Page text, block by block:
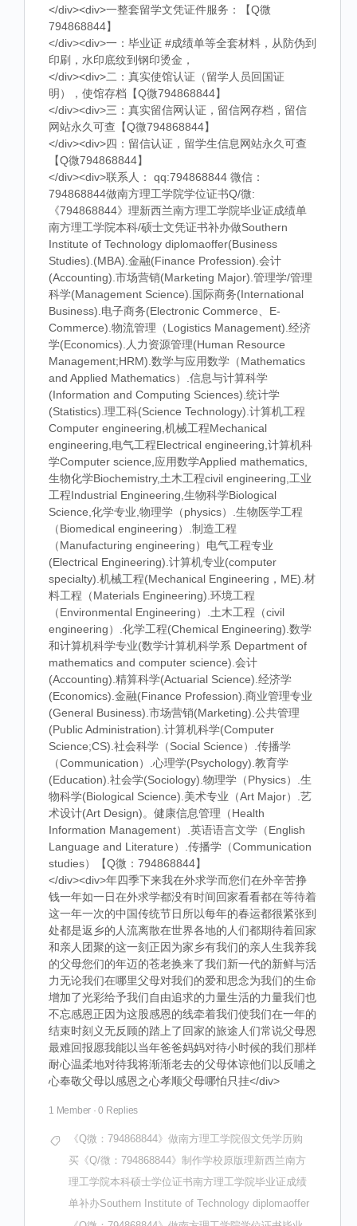
</div><div>一整套留学文凭证件服务：【Q微
794868844】
</div><div>一：毕业证 #成绩单等全套材料，从防伪到
印刷，水印底纹到钢印烫金，
</div><div>二：真实使馆认证（留学人员回国证
明），使馆存档【Q微794868844】
</div><div>三：真实留信网认证，留信网存档，留信
网站永久可查【Q微794868844】
</div><div>四：留信认证，留学生信息网站永久可查
【Q微794868844】
</div><div>联系人： qq:794868844 微信：
794868844做南方理工学院学位证书Q/微:
《794868844》理新西兰南方理工学院毕业证成绩单
南方理工学院本科/硕士文凭证书补办做Southern
Institute of Technology diplomaoffer(Business
Studies).(MBA).金融(Finance Profession).会计
(Accounting).市场营销(Marketing Major).管理学/管理
科学(Management Science).国际商务(International
Business).电子商务(Electronic Commerce、E-
Commerce).物流管理（Logistics Management).经济
学(Economics).人力资源管理(Human Resource
Management;HRM).数学与应用数学（Mathematics
and Applied Mathematics）.信息与计算科学
(Information and Computing Sciences).统计学
(Statistics).理工科(Science Technology).计算机工程
Computer engineering,机械工程Mechanical
engineering,电气工程Electrical engineering,计算机科
学Computer science,应用数学Applied mathematics,
生物化学Biochemistry,土木工程civil engineering,工业
工程Industrial Engineering,生物科学Biological
Science,化学专业,物理学（physics）.生物医学工程
（Biomedical engineering）.制造工程
（Manufacturing engineering）电气工程专业
(Electrical Engineering).计算机专业(computer
specialty).机械工程(Mechanical Engineering，ME).材
料工程（Materials Engineering).环境工程
（Environmental Engineering）.土木工程（civil
engineering）.化学工程(Chemical Engineering).数学
和计算机科学专业(数学计算机科学系 Department of
mathematics and computer science).会计
(Accounting).精算科学(Actuarial Science).经济学
(Economics).金融(Finance Profession).商业管理专业
(General Business).市场营销(Marketing).公共管理
(Public Administration).计算机科学(Computer
Science;CS).社会科学（Social Science）.传播学
（Communication）.心理学(Psychology).教育学
(Education).社会学(Sociology).物理学（Physics）.生
物科学(Biological Science).美术专业（Art Major）.艺
术设计(Art Design)。健康信息管理（Health
Information Management）.英语语言文学（English
Language and Literature）.传播学（Communication
studies）【Q微：794868844】
</div><div>年四季下来我在外求学而您们在外辛苦挣
钱一年如一日在外求学都没有时间回家看看都在等待着
这一年一次的中国传统节日所以每年的春运都很紧张到
处都是返乡的人流离散在世界各地的人们都期待着回家
和亲人团聚的这一刻正因为家乡有我们的亲人生我养我
的父母您们的年迈的苍老换来了我们新一代的新鲜与活
力无论我们在哪里父母对我们的爱和思念为我们的生命
增加了光彩给予我们自由追求的力量生活的力量我们也
不忘感恩正因为这股感恩的线牵着我们使我们在一年的
结束时刻义无反顾的踏上了回家的旅途人们常说父母恩
最难回报愿我能以当年爸爸妈妈对待小时候的我们那样
耐心温柔地对待我将渐渐老去的父母体谅他们以反哺之
心奉敬父母以感恩之心孝顺父母哪怕只挂</div>
1 Member · 0 Replies
《Q微：794868844》做南方理工学院假文凭学历购
买《Q/微：794868844》制作学校原版理新西兰南方
理工学院本科硕士学位证书南方理工学院毕业证成绩
单补办Southern Institute of Technology diplomaoffer